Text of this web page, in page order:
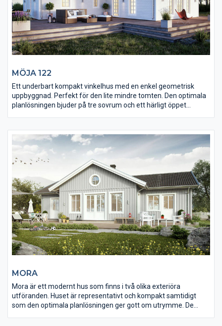
MÖJA 122
Ett underbart kompakt vinkelhus med en enkel geometrisk
uppbyggnad. Perfekt för den lite mindre tomten. Den optimala
planlösningen bjuder på tre sovrum och ett härligt öppet
badrum och separat toalett samt klädkammare och
väldisponerat rum för klädvård. Husets vinkel ger en skyddad
och naturlig uteplats.
MORA
Mora är ett modernt hus som finns i två olika exteriöra
utföranden. Huset är representativt och kompakt samtidigt
som den optimala planlösningen ger gott om utrymme. De